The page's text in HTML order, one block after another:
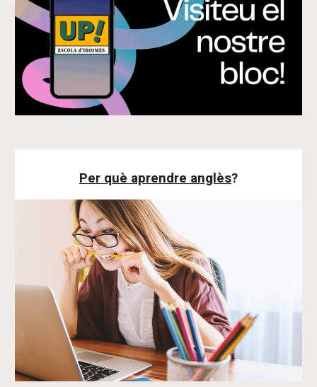
Per què aprendre anglès?